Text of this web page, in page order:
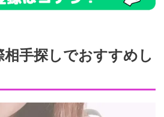
手探しでおすすめし